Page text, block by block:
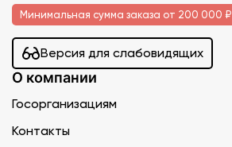
Минимальная сумма заказа от 200 000 ₽
Версия для слабовидящих
О компании
Госорганизациям
Контакты